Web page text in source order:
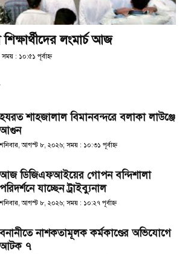
লংমার্চ আজ
: ১০:৫১ পূর্বাহ্ণ
হযরত শাহজালাল বিমানবন্দরে বলাকা লাউঞ্জে
আগুন
শনিবার, আগস্ট ৮, ২০২৬; সময় : ১০:৩১ পূর্বাহ্ণ
আজ ডিজিএফআইয়ের গোপন বন্দিশালা
পরিদর্শনে যাচ্ছেন ট্রাইব্যুনাল
শনিবার, আগস্ট ৮, ২০২৬; সময় : ১০:২৭ পূর্বাহ্ণ
বনানীতে নাশকতামূলক কর্মকাণ্ডের অভিযোগে
আটক ৭